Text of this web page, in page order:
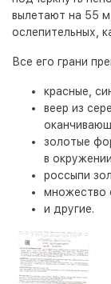
вылетают на 55
ослепительных,
Все его грани
красные,
веер из
золотые
в
россыпи
множество
и другие.